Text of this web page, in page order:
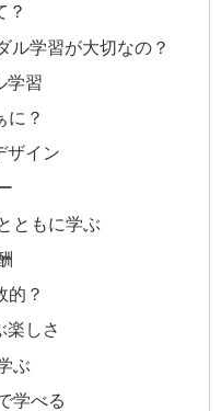
？
ル学習が大切なの？
学習
に？
ザイン
ともに学ぶ
的？
楽しさ
ぶ
学べる